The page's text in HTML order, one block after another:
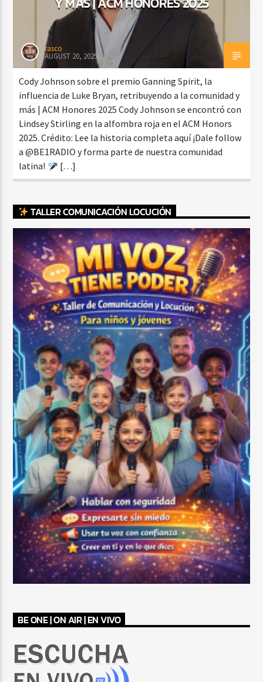
rasco
AUGUST 20, 2025
Cody Johnson sobre el premio Ganning Spirit, la
influencia de Luke Bryan, retribuyendo a la comunidad y
más | ACM Honores 2025 Cody Johnson se encontró con
Lindsey Stirling en la alfombra roja en el ACM Honors
2025. Crédito: Lee la historia completa aquí ¡Dale follow
a @BE1RADIO y forma parte de nuestra comunidad
latina!
[…]
TALLER COMUNICACIÓN LOCUCIÓN
BE ONE | ON AIR | EN VIVO